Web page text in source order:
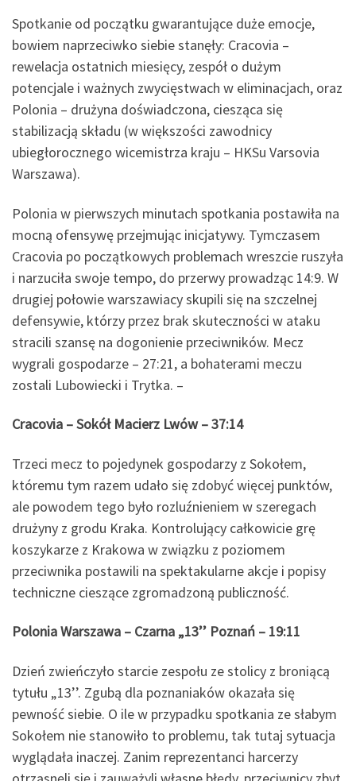
Spotkanie od początku gwarantujące duże emocje,
bowiem naprzeciwko siebie stanęły: Cracovia –
rewelacja ostatnich miesięcy, zespół o dużym
potencjale i ważnych zwycięstwach w eliminacjach, oraz
Polonia – drużyna doświadczona, ciesząca się
stabilizacją składu (w większości zawodnicy
ubiegłorocznego wicemistrza kraju – HKSu Varsovia
Warszawa).
Polonia w pierwszych minutach spotkania postawiła na
mocną ofensywę przejmując inicjatywy. Tymczasem
Cracovia po początkowych problemach wreszcie ruszyła
i narzuciła swoje tempo, do przerwy prowadząc 14:9. W
drugiej połowie warszawiacy skupili się na szczelnej
defensywie, którzy przez brak skuteczności w ataku
stracili szansę na dogonienie przeciwników. Mecz
wygrali gospodarze – 27:21, a bohaterami meczu
zostali Lubowiecki i Trytka. –
Cracovia – Sokół Macierz Lwów – 37:14
Trzeci mecz to pojedynek gospodarzy z Sokołem,
któremu tym razem udało się zdobyć więcej punktów,
ale powodem tego było rozluźnieniem w szeregach
drużyny z grodu Kraka. Kontrolujący całkowicie grę
koszykarze z Krakowa w związku z poziomem
przeciwnika postawili na spektakularne akcje i popisy
techniczne cieszące zgromadzoną publiczność.
Polonia Warszawa – Czarna „13’’ Poznań – 19:11
Dzień zwieńczyło starcie zespołu ze stolicy z broniącą
tytułu „13’’. Zgubą dla poznaniaków okazała się
pewność siebie. O ile w przypadku spotkania ze słabym
Sokołem nie stanowiło to problemu, tak tutaj sytuacja
wyglądała inaczej. Zanim reprezentanci harcerzy